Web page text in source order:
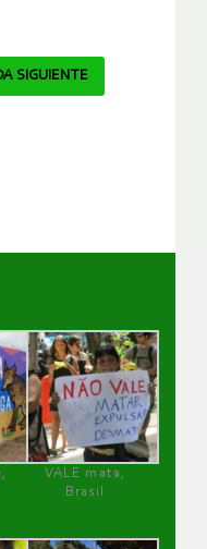
SIGUIENTE
VALE mata,
Brasil